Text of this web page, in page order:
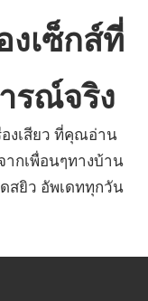
งเซ็กส์ที่
รณ์จริง
องเสียว ที่คุณอ่าน
ากเพื่อนๆทางบ้าน
สยิว อัพเดททุกวัน